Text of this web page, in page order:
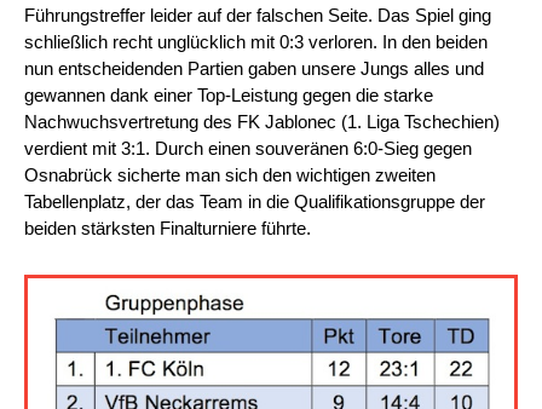
Führungstreffer leider auf der falschen Seite. Das Spiel ging
schließlich recht unglücklich mit 0:3 verloren. In den beiden
nun entscheidenden Partien gaben unsere Jungs alles und
gewannen dank einer Top-Leistung gegen die starke
Nachwuchsvertretung des FK Jablonec (1. Liga Tschechien)
verdient mit 3:1. Durch einen souveränen 6:0-Sieg gegen
Osnabrück sicherte man sich den wichtigen zweiten
Tabellenplatz, der das Team in die Qualifikationsgruppe der
beiden stärksten Finalturniere führte.